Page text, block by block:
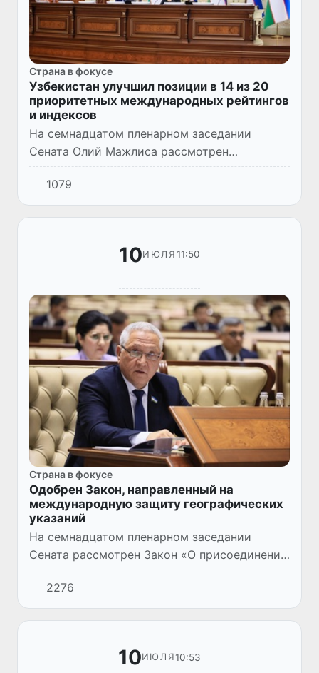
Страна в фокусе
Узбекистан улучшил позиции в 14 из 20
приоритетных международных рейтингов
и индексов
На семнадцатом пленарном заседании
Сената Олий Мажлиса рассмотрен
Национальный доклад об улучшении
позиции Республики Узбекистан в
приоритетных международных рейтингах и
1079
10ИЮЛЯ 11:50
Страна в фокусе
Одобрен Закон, направленный на
международную защиту географических
указаний
На семнадцатом пленарном заседании
Сената рассмотрен Закон «О присоединении
Республики Узбекистан к Женевскому акту
Лиссабонского соглашения о наименованиях
мест происхождения и ге...
2276
10ИЮЛЯ10:53